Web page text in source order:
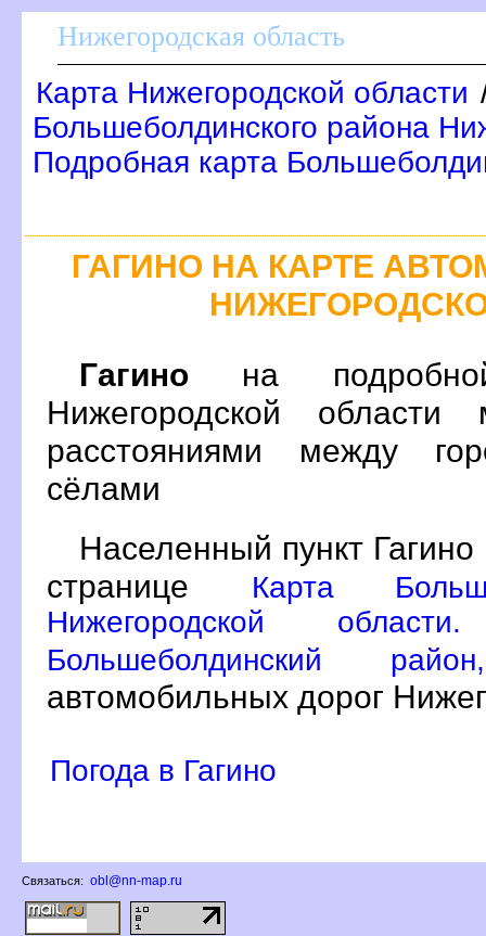
Нижегородская область
Карта Нижегородской области
Большеболдинского района
Подробная карта
ГАГИНО НА КАРТЕ
Гагино на
Нижегородской
расстояниями между
сёлами
Населенный пункт
странице
Карта
Нижегородской
Большеболдинский
автомобильных дорог
Погода в Гагино
Связаться: obl@nn-map.ru